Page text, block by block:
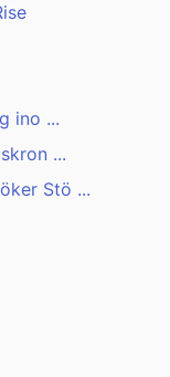
ino ...
...
Stö ...